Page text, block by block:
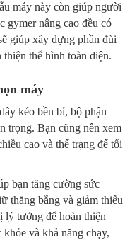
máy này còn giúp người
gymer nâng cao đều có
giúp xây dựng phần đùi
thiện thể hình toàn diện.
máy
kéo bền bỉ, bộ phận
trọng. Bạn cũng nên xem
cao và thể trạng để tối
bạn tăng cường sức
thăng bằng và giảm thiểu
lý tưởng để hoàn thiện
và khả năng chạy,